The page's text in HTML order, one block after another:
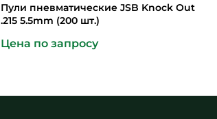
Пули пневматические JSB Knock Out
.215 5.5mm (200 шт.)
Цена по запросу